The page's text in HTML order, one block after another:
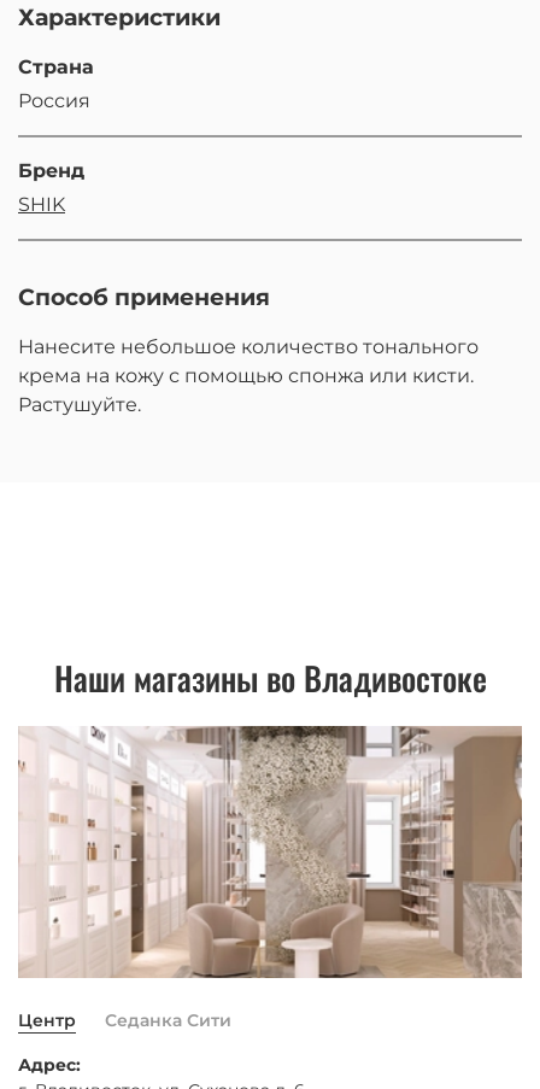
Характеристики
Страна
Россия
Бренд
SHIK
Способ применения
Нанесите небольшое количество тонального
крема на кожу с помощью спонжа или кисти.
Растушуйте.
Наши магазины во Владивостоке
Центр Седанка Сити
Адрес: